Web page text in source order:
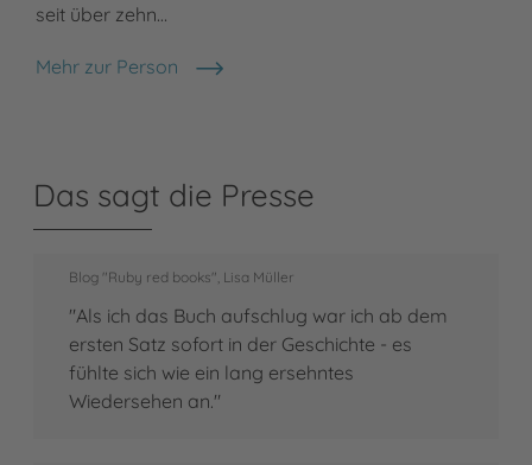
seit über zehn…
Mehr zur Person
Julia Dippel
Das sagt die Presse
Blog "Ruby red books", Lisa Müller
"Als ich das Buch aufschlug war ich ab dem
ersten Satz sofort in der Geschichte - es
fühlte sich wie ein lang ersehntes
Wiedersehen an."